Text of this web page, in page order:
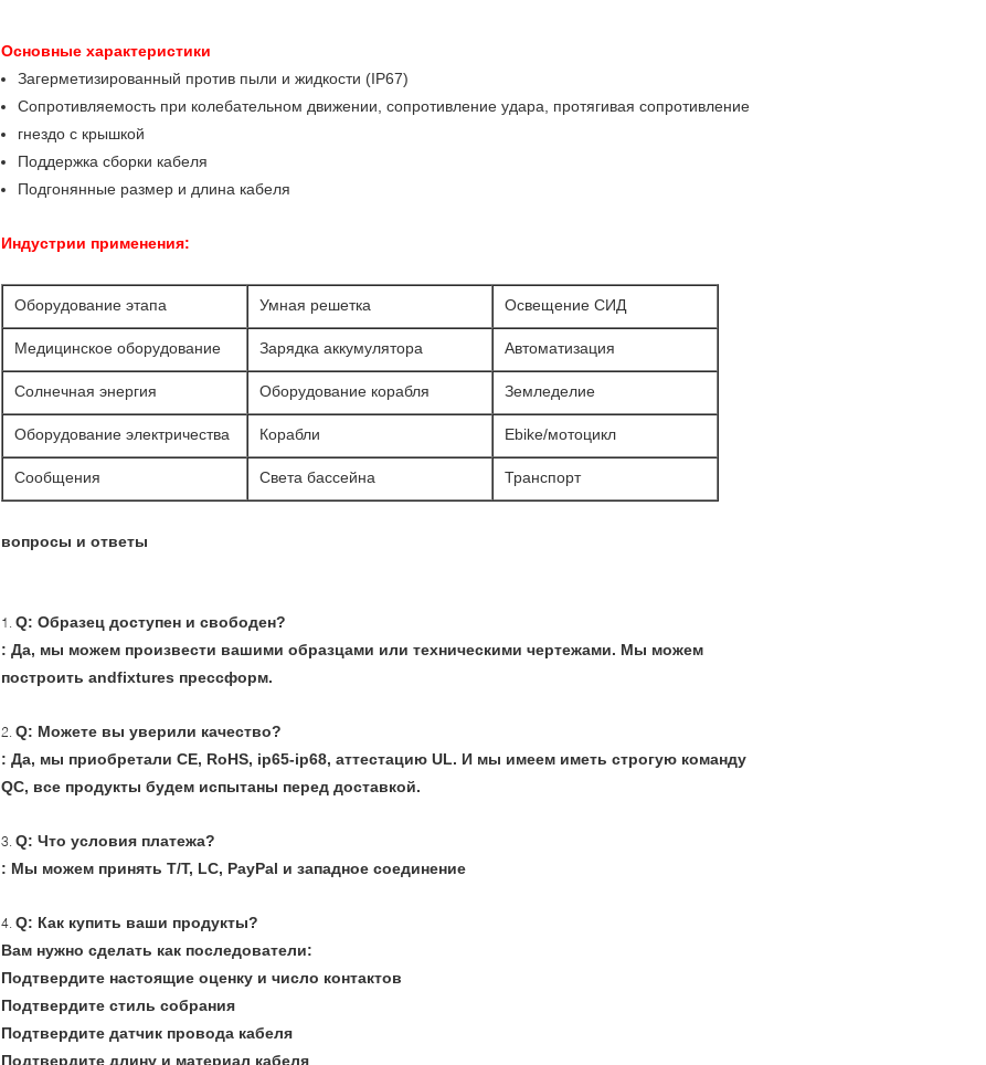
Основные характеристики
Загерметизированный против пыли и жидкости (IP67)
Сопротивляемость при колебательном движении, сопротивление удара, протягивая сопротивление
гнездо с крышкой
Поддержка сборки кабеля
Подгонянные размер и длина кабеля
Индустрии применения:
Оборудование этапа Умная решетка Освещение СИД
Медицинское оборудование Зарядка аккумулятора Автоматизация
Солнечная энергия Оборудование корабля Земледелие
Оборудование электричества Корабли Ebike/мотоцикл
Сообщения Света бассейна Транспорт
вопросы и ответы
1. Q: Образец доступен и свободен?
: Да, мы можем произвести вашими образцами или техническими чертежами. Мы можем
построить andfixtures прессформ.
2. Q: Можете вы уверили качество?
: Да, мы приобретали CE, RoHS, ip65-ip68, аттестацию UL. И мы имеем иметь строгую команду
QC, все продукты будем испытаны перед доставкой.
3. Q: Что условия платежа?
: Мы можем принять T/T, LC, PayPal и западное соединение
4. Q: Как купить ваши продукты?
Вам нужно сделать как последователи:
Подтвердите настоящие оценку и число контактов
Подтвердите стиль собрания
Подтвердите датчик провода кабеля
Подтвердите длину и материал кабеля